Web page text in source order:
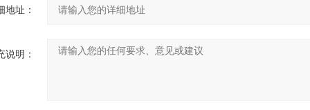
地址：
说明：